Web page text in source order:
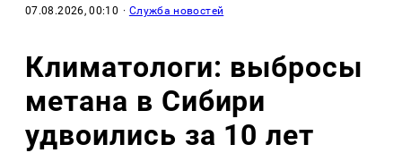
07.08.2026, 00:10 · Служба новостей
Климатологи: выбросы
метана в Сибири
удвоились за 10 лет